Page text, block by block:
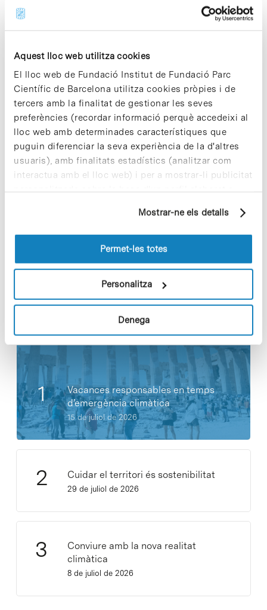
Aquest lloc web utilitza cookies
El lloc web de Fundació Institut de Fundació Parc
Científic de Barcelona utilitza cookies pròpies i de
tercers amb la finalitat de gestionar les seves
preferències (recordar informació perquè accedeixi al
lloc web amb determinades característiques que
puguin diferenciar la seva experiència de la d'altres
usuaris), amb finalitats estadístics (analitzar com
interactua amb el lloc web) i per a mostrar-li publicitat
personalitzada sobre la base d'un perfil elaborat a
pàgines visitades). Per a obtenir més informació sobre
les cookies pot consultar laPolítica de cookiesdel
Mostrar-ne els detalls
Permet-les totes
Personalitza
Denega
BioSpain 2018 integra una fira comercial, un
esdeveniment departnering, sessions plenàries i
nacionals i internacionals, i un fòrum de
finançament, que congregarà més
d’unatrentena d’inversorsd’arreu del món.
L’anterior edició del certamen, que es va dur a
terme el 2016 a Bilbao,va atreure 1.750 delegats
de 800 empreses de 29 països, 233 expositors,
50 inversors internacionals, i es van mantenir
3.000 reunions
one-to-one.
Notícies més vistes
Vacances responsables en temps
d’emergència climàtica
15 de juliol de 2026
Cuidar el territori és sostenibilitat
29 de juliol de 2026
Conviure amb la nova realitat
climàtica
8 de juliol de 2026